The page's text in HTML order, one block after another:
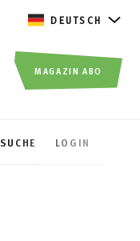
DEUTSCH
SUCHE LOGIN
MAGAZIN ABO